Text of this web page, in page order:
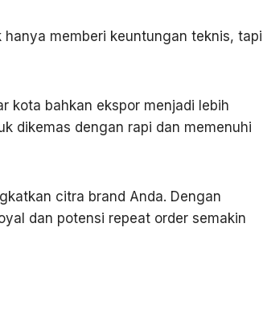
memberi keuntungan teknis, tapi
kota bahkan ekspor menjadi lebih
dikemas dengan rapi dan memenuhi
citra brand Anda. Dengan
dan potensi repeat order semakin